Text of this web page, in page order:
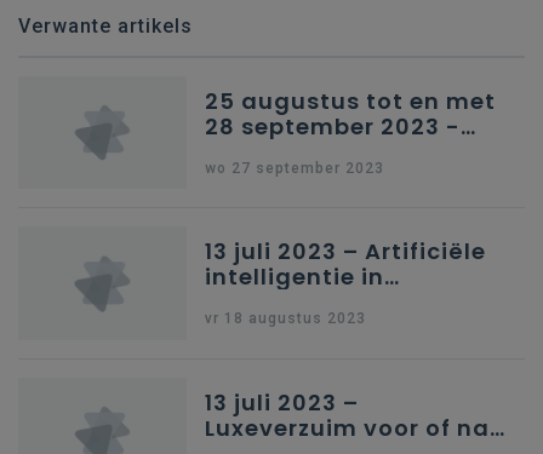
Verwante artikels
25 augustus tot en met
28 september 2023 -
wo 27 september 2023
13 juli 2023 – Artificiële
intelligentie in
vr 18 augustus 2023
13 juli 2023 –
Luxeverzuim voor of na